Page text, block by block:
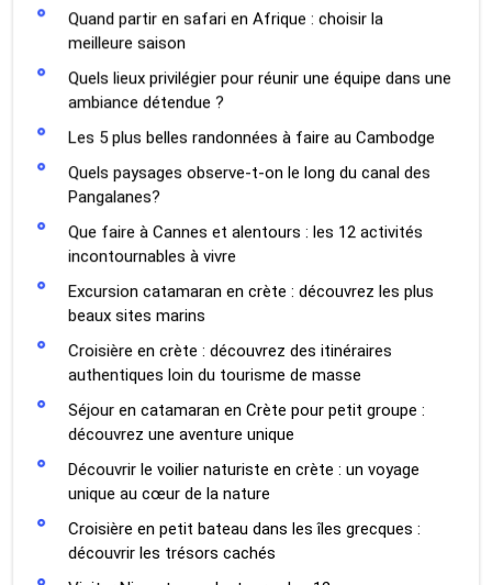
Quand partir en safari en Afrique : choisir la
meilleure saison
Quels lieux privilégier pour réunir une équipe dans une
ambiance détendue ?
Les 5 plus belles randonnées à faire au Cambodge
Quels paysages observe-t-on le long du canal des
Pangalanes?
Que faire à Cannes et alentours : les 12 activités
incontournables à vivre
Excursion catamaran en crète : découvrez les plus
beaux sites marins
Croisière en crète : découvrez des itinéraires
authentiques loin du tourisme de masse
Séjour en catamaran en Crète pour petit groupe :
découvrez une aventure unique
Découvrir le voilier naturiste en crète : un voyage
unique au cœur de la nature
Croisière en petit bateau dans les îles grecques :
découvrir les trésors cachés